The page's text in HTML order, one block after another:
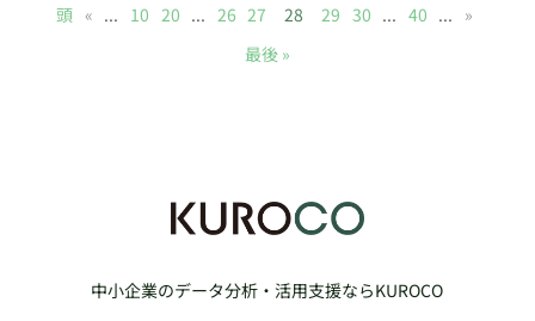
頭 « ... 10 20 ... 26 27 28 29 30 ... 40 ... »
最後 »
中小企業のデータ分析・活用支援ならKUROCO